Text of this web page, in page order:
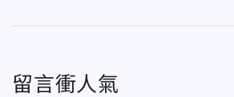
留言衝人氣